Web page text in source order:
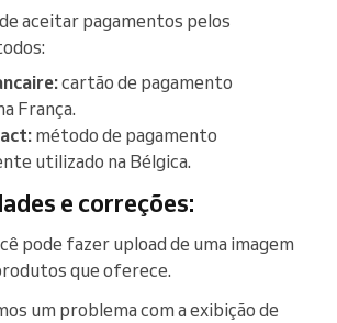
aceitar pagamentos pelos
cartão de pagamento
França.
método de pagamento
utilizado na Bélgica.
e correções:
pode fazer upload de uma imagem
que oferece.
um problema com a exibição de